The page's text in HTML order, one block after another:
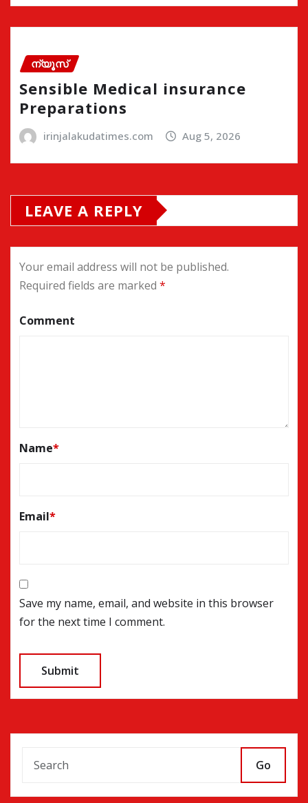
ന്യൂസ്
Sensible Medical insurance
Preparations
irinjalakudatimes.com Aug 5, 2026
LEAVE A REPLY
Your email address will not be published.
Required fields are marked *
Comment
Name*
Email*
Save my name, email, and website in this browser
for the next time I comment.
Go